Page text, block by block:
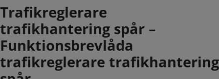
Trafikreglerare
trafikhantering spår –
Funktionsbrevlåda
trafikreglerare trafikhantering